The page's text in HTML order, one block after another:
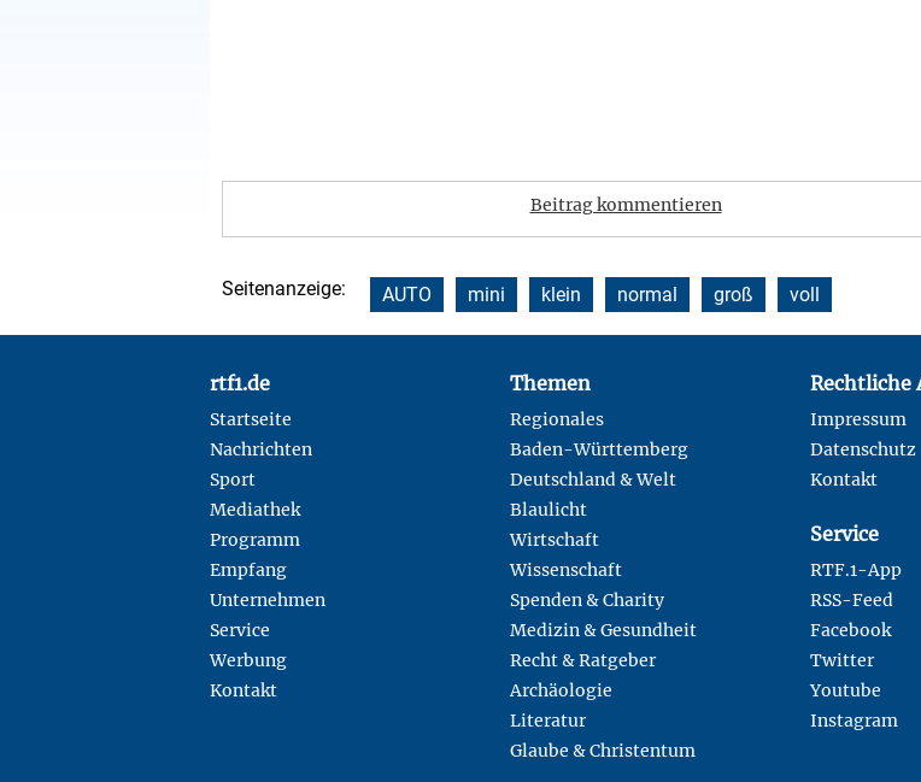
Beitrag kommentieren
Seitenanzeige: AUTO mini klein normal groß voll
rtf1.de
Startseite
Nachrichten
Sport
Mediathek
Programm
Empfang
Unternehmen
Service
Werbung
Kontakt
Themen
Regionales
Baden-Württemberg
Deutschland & Welt
Blaulicht
Wirtschaft
Wissenschaft
Spenden & Charity
Medizin & Gesundheit
Recht & Ratgeber
Archäologie
Literatur
Glaube & Christentum
Rechtliche
Impressum
Datenschutz
Kontakt
Service
RTF.1-App
RSS-Feed
Facebook
Twitter
Youtube
Instagram